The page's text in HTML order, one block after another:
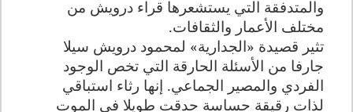
والمتدفقة التي يستشعرها قراء درويش من
مختلف الأعمار والثقافات.
تثير قصيدة »الجدارية« لمحمود درويش سيلا
جارفا من الأسئلة الحارقة التي تخص الوجود
الفردي والمصير الجماعي. إنها رثاء استباقي
لذات رقيقة حساسة حدقت طويلا في الموت